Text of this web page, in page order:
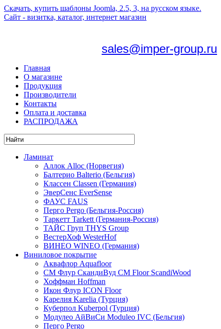
Скачать, купить шаблоны Joomla, 2.5, 3, на русском языке.
Сайт - визитка, каталог, интернет магазин
sales@imper-group.ru
Главная
О магазине
Продукция
Производители
Контакты
Оплата и доставка
РАСПРОДАЖА
Ламинат
Аллок Alloc (Норвегия)
Балтерио Balterio (Бельгия)
Классен Classen (Германия)
ЭверСенс EverSense
ФАУС FAUS
Перго Pergo (Бельгия-Россия)
Таркетт Tarkett (Германия-Россия)
ТАЙС Груп THYS Group
ВестерХоф WesterHof
ВИНЕО WINEO (Германия)
Виниловое покрытие
Аквафлор Aquafloor
СМ Флур СкандиВуд CM Floor ScandiWood
Хоффман Hoffman
Икон Флур ICON Floor
Карелия Karelia (Турция)
Куберпол Kuberpol (Турция)
Модулео АйВиСи Moduleo IVC (Бельгия)
Перго Pergo